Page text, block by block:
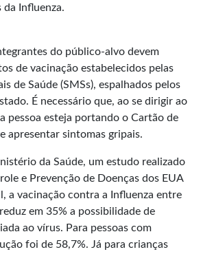
Influenza.
do público-alvo devem
de vacinação estabelecidos pelas
de Saúde (SMSs), espalhados pelos
É necessário que, ao se dirigir ao
pessoa esteja portando o Cartão de
apresentar sintomas gripais.
da Saúde, um estudo realizado
e Prevenção de Doenças dos EUA
a vacinação contra a Influenza entre
em 35% a possibilidade de
ao vírus. Para pessoas com
foi de 58,7%. Já para crianças